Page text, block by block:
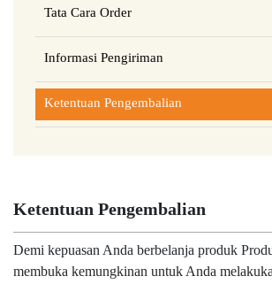
Tata Cara Order
Informasi Pengiriman
Ketentuan Pengembalian
Ketentuan Pengembalian
Demi kepuasan Anda berbelanja produk
membuka kemungkinan untuk Anda